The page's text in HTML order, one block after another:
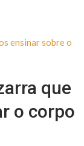
ensinar sobre o
que
o corpo